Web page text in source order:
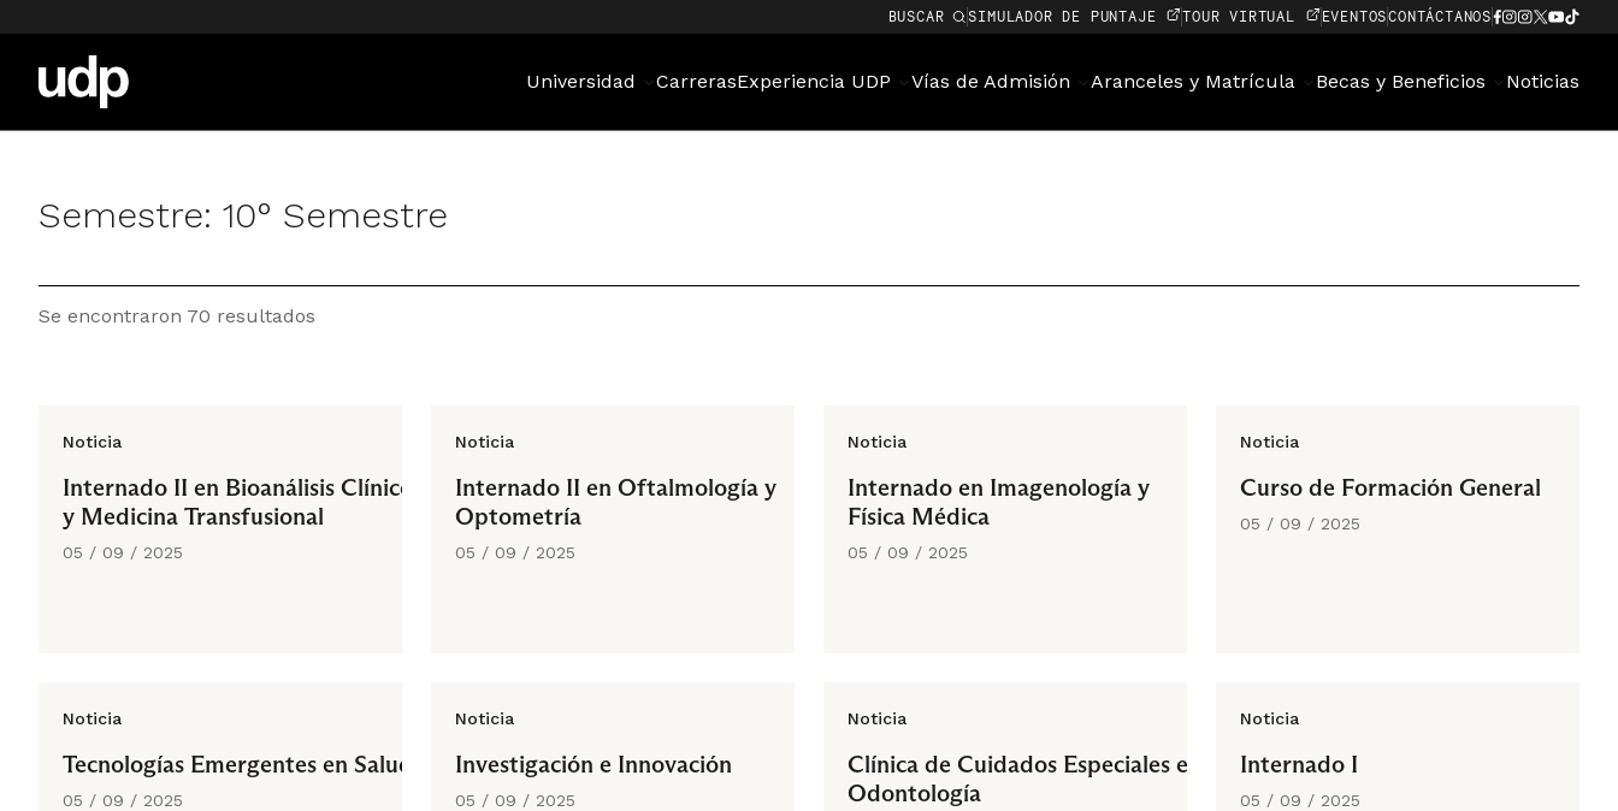
BUSCAR SIMULADOR DE PUNTAJE TOUR VIRTUAL EVENTOSCONTÁCTANOS
Universidad CarrerasExperiencia UDP Vías de Admisión Aranceles y Matrícula Becas y Beneficios Noticias
Semestre: 10° Semestre
Se encontraron 70 resultados
Noticia
Internado II en Bioanálisis Clínico
y Medicina Transfusional
05 / 09 / 2025
Noticia
Internado II en Oftalmología y
Optometría
05 / 09 / 2025
Noticia
Internado en Imagenología y
Física Médica
05 / 09 / 2025
Noticia
Curso de Formación General
05 / 09 / 2025
Noticia
Tecnologías Emergentes en Salud
05 / 09 / 2025
Noticia
Investigación e Innovación
05 / 09 / 2025
Noticia
Clínica de Cuidados Especiales en
Odontología
Noticia
Internado I
05 / 09 / 2025